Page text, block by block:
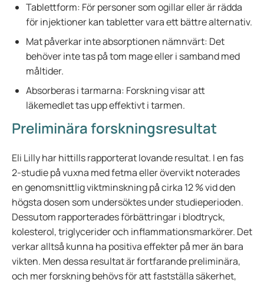
Tablettform: För personer som ogillar eller är rädda
för injektioner kan tabletter vara ett bättre alternativ.
Mat påverkar inte absorptionen nämnvärt: Det
behöver inte tas på tom mage eller i samband med
måltider.
Absorberas i tarmarna: Forskning visar att
läkemedlet tas upp effektivt i tarmen.
Preliminära forskningsresultat
Eli Lilly har hittills rapporterat lovande resultat. I en fas
2-studie på vuxna med fetma eller övervikt noterades
en genomsnittlig viktminskning på cirka 12 % vid den
högsta dosen som undersöktes under studieperioden.
Dessutom rapporterades förbättringar i blodtryck,
kolesterol, triglycerider och inflammationsmarkörer. Det
verkar alltså kunna ha positiva effekter på mer än bara
vikten. Men dessa resultat är fortfarande preliminära,
och mer forskning behövs för att fastställa säkerhet,